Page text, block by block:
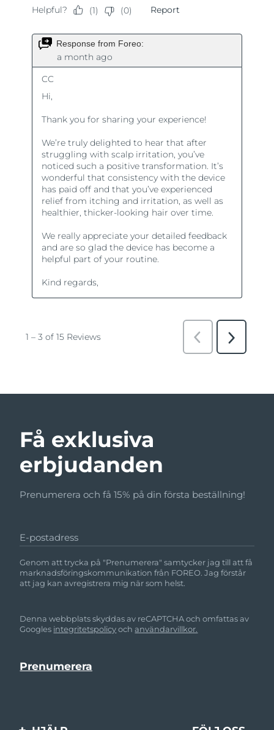
Få exklusiva
erbjudanden
Prenumerera och få 15% på din första beställning!
E-postadress
Genom att trycka på "Prenumerera" samtycker jag till att få
marknadsföringskommunikation från FOREO. Jag förstår
att jag kan avregistrera mig när som helst.
Denna webbplats skyddas av reCAPTCHA och omfattas av
Googles integritetspolicyochanvändarvillkor.